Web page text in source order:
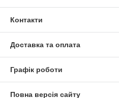
Контакти
Доставка та оплата
Графік роботи
Повна версія сайту